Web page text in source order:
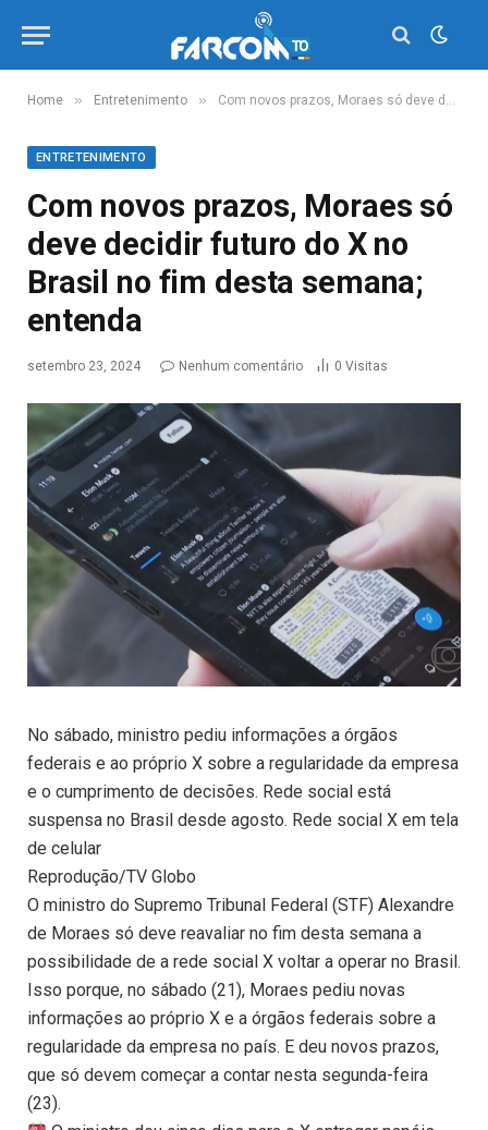
Home » Entretenimento » Com novos prazos, Moraes só deve decidir futuro do X no Brasil no fim desta semana; entenda
ENTRETENIMENTO
Com novos prazos, Moraes só
deve decidir futuro do X no
Brasil no fim desta semana;
entenda
setembro 23, 2024 Nenhum comentário 0 Visitas
No sábado, ministro pediu informações a órgãos
federais e ao próprio X sobre a regularidade da empresa
e o cumprimento de decisões. Rede social está
suspensa no Brasil desde agosto. Rede social X em tela
de celular
Reprodução/TV Globo
O ministro do Supremo Tribunal Federal (STF) Alexandre
de Moraes só deve reavaliar no fim desta semana a
possibilidade de a rede social X voltar a operar no Brasil.
Isso porque, no sábado (21), Moraes pediu novas
informações ao próprio X e a órgãos federais sobre a
regularidade da empresa no país. E deu novos prazos,
que só devem começar a contar nesta segunda-feira
(23).